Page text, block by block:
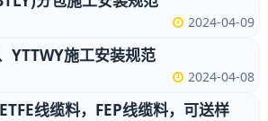
2024-04-09
YTTWY施工安装规范
2024-04-08
线缆料，FEP线缆料，可送样